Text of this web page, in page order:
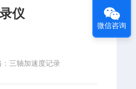
仪
三轴加速度记录
微信咨询